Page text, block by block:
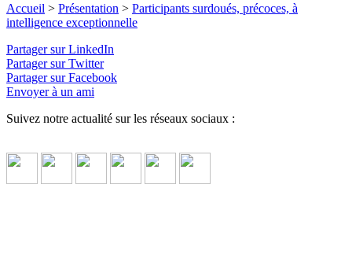
Accueil > Présentation > Participants surdoués, précoces, à
intelligence exceptionnelle
Partager sur LinkedIn
Partager sur Twitter
Partager sur Facebook
Envoyer à un ami
Suivez notre actualité sur les réseaux sociaux :